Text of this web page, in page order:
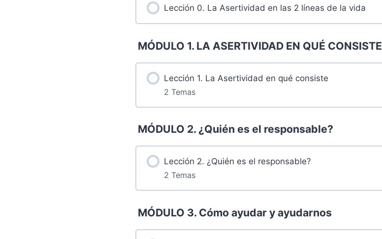
Lección 0. La Asertividad en las 2 líneas de la vida
MÓDULO 1. LA ASERTIVIDAD EN QUÉ CONSISTE
Lección 1. La Asertividad en qué consiste
2 Temas
Más contenidos...
1.2 Grabación Martes 6 de agosto de 2024
MÓDULO 2. ¿Quién es el responsable?
Lección 2. ¿Quién es el responsable?
2 Temas
Más contenidos...
2.1 Retos
MÓDULO 3. Cómo ayudar y ayudarnos